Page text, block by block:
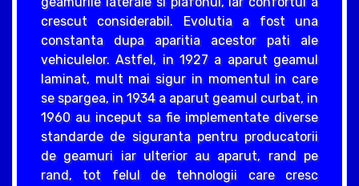
crescut considerabil. Evolutia a fost una
constanta dupa aparitia acestor pati ale
vehiculelor. Astfel, in 1927 a aparut geamul
laminat, mult mai sigur in momentul in care
se spargea, in 1934 a aparut geamul curbat, in
1960 au inceput sa fie implementate diverse
standarde de siguranta pentru producatorii
de geamuri iar ulterior au aparut, rand pe
rand, tot felul de tehnologii care cresc